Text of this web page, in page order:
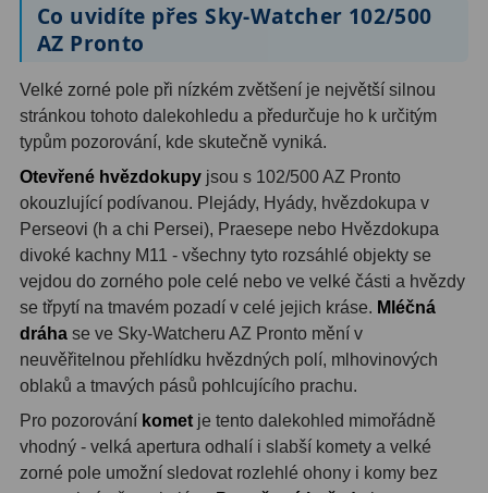
Ostatní22
Seřízení
Laserové kolimátory6
Umělé hvězdy5
Zrcátka a hranoly61
Diagonální zrcátka 36
Diagonální hranoly7
Amici hranoly 45°
Amici hranoly 90°7
Co uvidíte přes Sky-Watcher 102/500
AZ Pronto
Velké zorné pole při nízkém zvětšení je největší silnou
stránkou tohoto dalekohledu a předurčuje ho k určitým
typům pozorování, kde skutečně vyniká.
Otevřené hvězdokupy jsou s 102/500 AZ Pronto
okouzlující podívanou. Plejády, Hyády, hvězdokupa v
Perseovi (h a chi Persei), Praesepe nebo Hvězdokupa
divoké kachny M11 - všechny tyto rozsáhlé objekty se
vejdou do zorného pole celé nebo ve velké části a hvězdy
se třpytí na tmavém pozadí v celé jejich kráse. Mléčná
dráha se ve Sky-Watcheru AZ Pronto mění v
neuvěřitelnou přehlídku hvězdných polí, mlhovinových
oblaků a tmavých pásů pohlcujícího prachu.
Pro pozorování komet je tento dalekohled mimořádně
vhodný - velká apertura odhalí i slabší komety a velké
zorné pole umožní sledovat rozlehlé ohony i komy bez